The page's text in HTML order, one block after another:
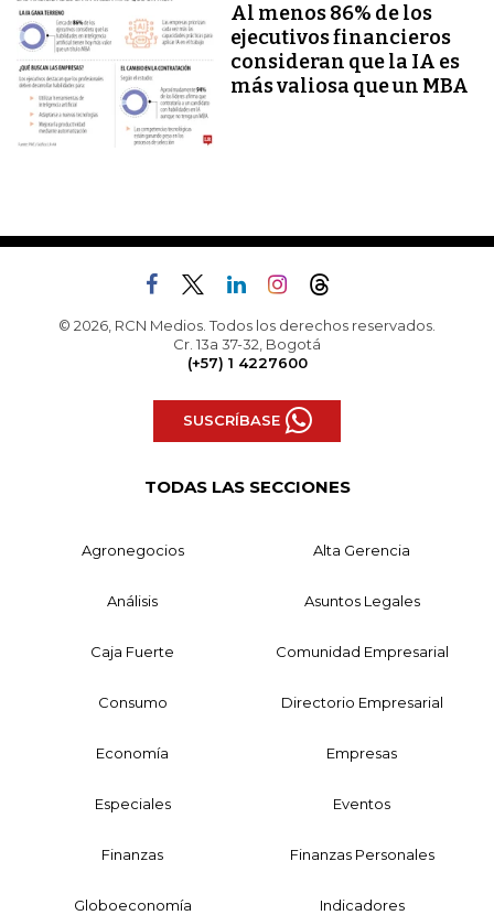
Al menos 86% de los
ejecutivos financieros
consideran que la IA es
más valiosa que un MBA
© 2026, RCN Medios. Todos los derechos reservados.
Cr. 13a 37-32, Bogotá
(+57) 1 4227600
SUSCRÍBASE
TODAS LAS SECCIONES
Agronegocios Alta Gerencia
Análisis Asuntos Legales
Caja Fuerte Comunidad Empresarial
Consumo Directorio Empresarial
Economía Empresas
Especiales Eventos
Finanzas Finanzas Personales
Globoeconomía Indicadores